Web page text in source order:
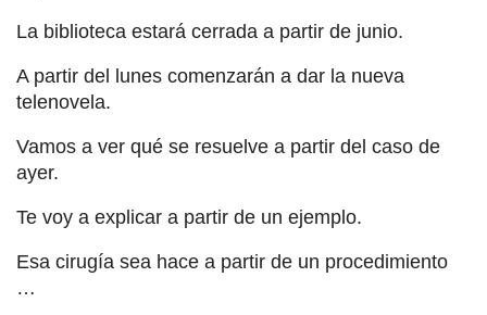
La biblioteca estará cerrada a partir de junio.
A partir del lunes comenzarán a dar la nueva
telenovela.
Vamos a ver qué se resuelve a partir del caso de
ayer.
Te voy a explicar a partir de un ejemplo.
Esa cirugía sea hace a partir de un procedimiento
…